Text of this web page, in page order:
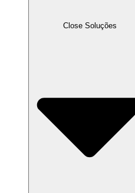
Close Soluções